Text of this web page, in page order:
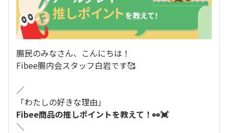
腸民のみなさん、こんにちは！
Fibee腸内会スタッフ白岩です🥰
／
「わたしの好きな理由」
Fibee商品の推しポイントを教えて！👀💓
＼